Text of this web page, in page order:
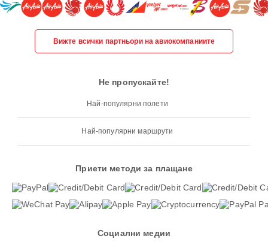
Вижте всички партньори на авиокомпаниите
Не пропускайте!
Най-популярни полети
Най-популярни маршрути
Приети методи за плащане
Социални медии